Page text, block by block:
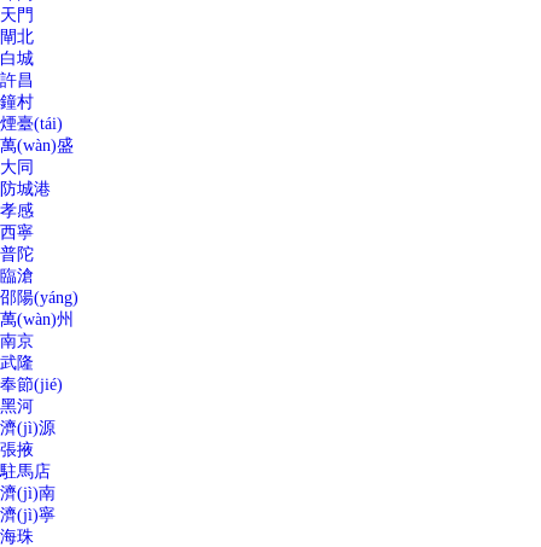
天門
閘北
白城
許昌
鐘村
煙臺(tái)
萬(wàn)盛
大同
防城港
孝感
西寧
普陀
臨滄
邵陽(yáng)
萬(wàn)州
南京
武隆
奉節(jié)
黑河
濟(jì)源
張掖
駐馬店
濟(jì)南
濟(jì)寧
海珠